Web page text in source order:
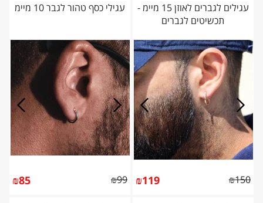
עגילים לגברים לאוזן 15 מיימ -
תכשיטים לגברים
₪150
₪119
עגילי כסף טהור לגבר 10 מיימ
₪99
₪85